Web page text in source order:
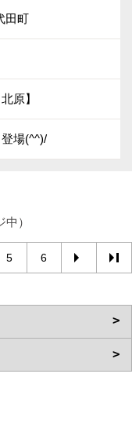
田町
原】
場(^^)/
）
5 6